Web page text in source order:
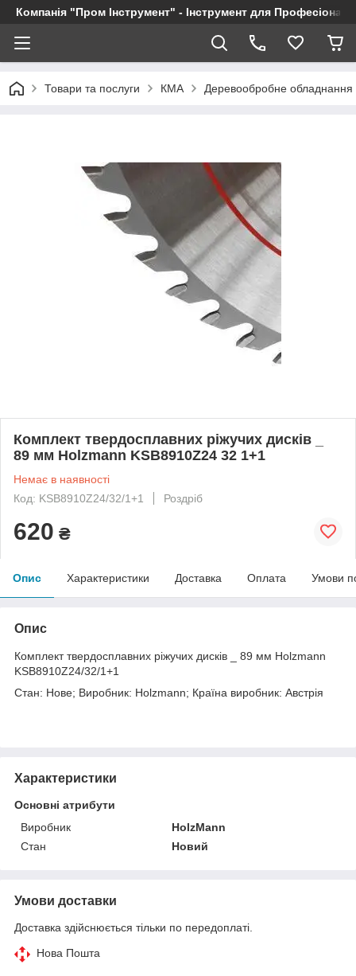
Компанія "Пром Інструмент" - Інструмент для
Товари та послуги КМА Деревообробне обладнання
Комплект твердосплавних ріжучих дисків _
89 мм Holzmann KSB8910Z24 32 1+1
Немає в наявності
Код: KSB8910Z24/32/1+1
Роздріб
620 ₴
Опис Характеристики Доставка Оплата Умови
Опис
Комплект твердосплавних ріжучих дисків _ 89 мм Holzmann
KSB8910Z24/32/1+1
Стан: Нове; Виробник: Holzmann; Країна виробник: Австрія
Характеристики
Основні атрибути
Виробник
HolzMann
Стан
Новий
Умови доставки
Доставка здійснюється тільки по передоплаті.
Нова Пошта